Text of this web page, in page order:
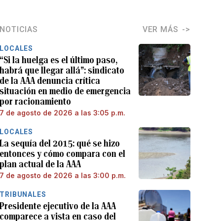
NOTICIAS VER MÁS
LOCALES
“Si la huelga es el último paso,
habrá que llegar allá”: sindicato
de la AAA denuncia crítica
situación en medio de emergencia
por racionamiento
7 de agosto de 2026 a las 3:05 p.m.
LOCALES
La sequía del 2015: qué se hizo
entonces y cómo compara con el
plan actual de la AAA
7 de agosto de 2026 a las 3:00 p.m.
TRIBUNALES
Presidente ejecutivo de la AAA
comparece a vista en caso del